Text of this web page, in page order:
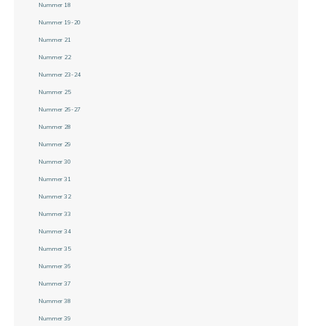
Nummer 18
Nummer 19-20
Nummer 21
Nummer 22
Nummer 23-24
Nummer 25
Nummer 26-27
Nummer 28
Nummer 29
Nummer 30
Nummer 31
Nummer 32
Nummer 33
Nummer 34
Nummer 35
Nummer 36
Nummer 37
Nummer 38
Nummer 39